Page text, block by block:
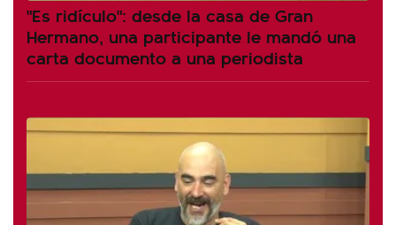
"Es ridículo": desde la casa de Gran
Hermano, una participante le mandó una
carta documento a una periodista